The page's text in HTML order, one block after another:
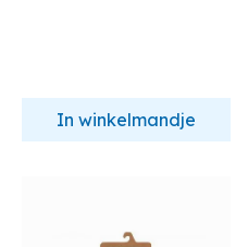
In winkelmandje